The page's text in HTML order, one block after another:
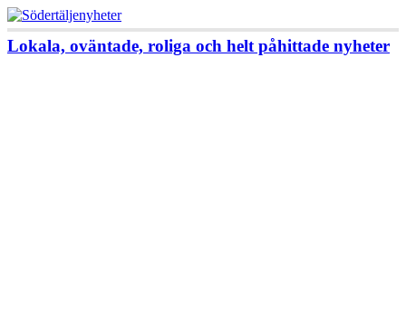
Lokala, oväntade, roliga och helt påhittade nyheter